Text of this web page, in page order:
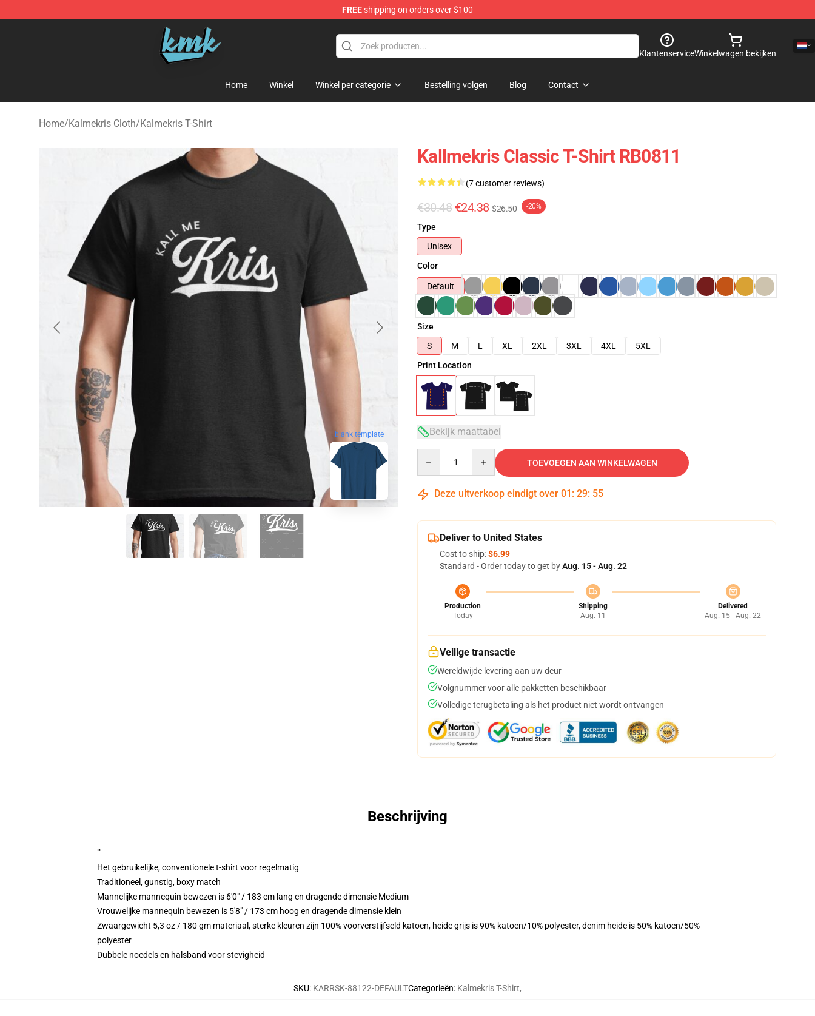
FREEshipping on orders over $100
KallMeKris Store - Official KallMeKris Merchandise Shop
KlantenserviceWinkelwagen bekijken
Home Winkel Winkel per categorie Bestelling volgen Blog Contact
Home/Kalmekris Cloth/Kalmekris T-Shirt
blank template
Kallmekris Classic T-Shirt RB0811
(7 customer reviews)
€30.48 €24.38 $26.50 -20%
Type
Unisex
Color
Default
Size
S
M L XL 2XL 3XL 4XL
5XL
Print Location
Bekijk maattabel
TOEVOEGEN AAN WINKELWAGEN
Deze uitverkoop eindigt over 01 : 29: 54
Deliver to United States
Cost to ship:$6.99
Standard - Order today to get byAug. 15 - Aug. 22
Production
Today
Shipping
Aug. 11
Delivered
Aug. 15 - Aug. 22
Veilige transactie
Wereldwijde levering aan uw deur
Volgnummer voor alle pakketten beschikbaar
Volledige terugbetaling als het product niet wordt ontvangen
Beschrijving
""
Het gebruikelijke, conventionele t-shirt voor regelmatig
Traditioneel, gunstig, boxy match
Mannelijke mannequin bewezen is 6'0" / 183 cm lang en dragende dimensie Medium
Vrouwelijke mannequin bewezen is 5'8" / 173 cm hoog en dragende dimensie klein
Zwaargewicht 5,3 oz / 180 gm materiaal, sterke kleuren zijn 100% voorverstijfseld katoen, heide grijs is 90% katoen/10% polyester, denim heide is 50% katoen/50%
polyester
Dubbele noedels en halsband voor stevigheid
SKU: KARRSK-88122-DEFAULTCategorieën: Kalmekris T-Shirt,